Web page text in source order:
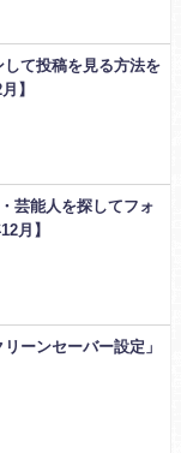
して投稿を見る方法を
】
芸能人を探してフォ
月】
ーンセーバー設定」